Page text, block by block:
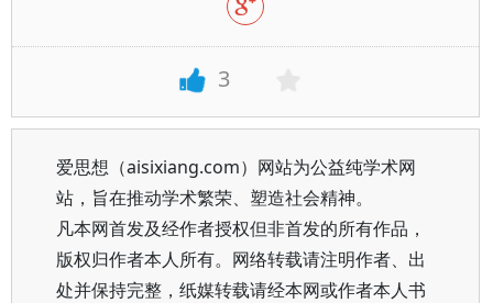
3
爱思想（aisixiang.com）网站为公益纯学术网
站，旨在推动学术繁荣、塑造社会精神。
凡本网首发及经作者授权但非首发的所有作品，
版权归作者本人所有。网络转载请注明作者、出
处并保持完整，纸媒转载请经本网或作者本人书